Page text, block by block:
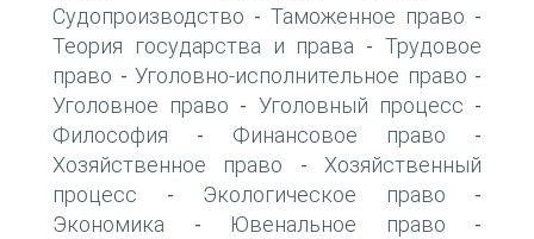
Судопроизводство - Таможенное право -
Теория государства и права -Трудовое
право - Уголовно-исполнительное право -
Уголовное право - Уголовный процесс -
Философия - Финансовое право -
Хозяйственное право - Хозяйственный
процесс - Экологическое право -
Экономика - Ювенальное право -